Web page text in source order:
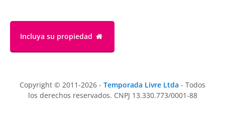
Incluya su propiedad
Copyright © 2011-2026 - Temporada Livre Ltda - Todos
los derechos reservados. CNPJ 13.330.773/0001-88